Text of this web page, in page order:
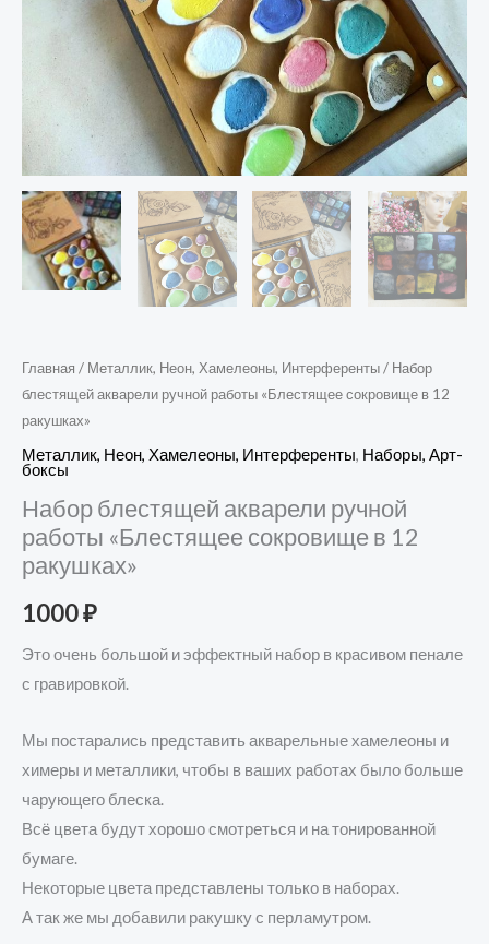
Главная / Металлик, Неон, Хамелеоны, Интерференты/ Набор
блестящей акварели ручной работы «Блестящее сокровище в 12
ракушках»
Металлик, Неон, Хамелеоны, Интерференты, Наборы, Арт-
боксы
Набор блестящей акварели ручной
работы «Блестящее сокровище в 12
ракушках»
1000₽
Это очень большой и эффектный набор в красивом пенале
с гравировкой.
Мы постарались представить акварельные хамелеоны и
химеры и металлики, чтобы в ваших работах было больше
чарующего блеска.
Всё цвета будут хорошо смотреться и на тонированной
бумаге.
Некоторые цвета представлены только в наборах.
А так же мы добавили ракушку с перламутром.